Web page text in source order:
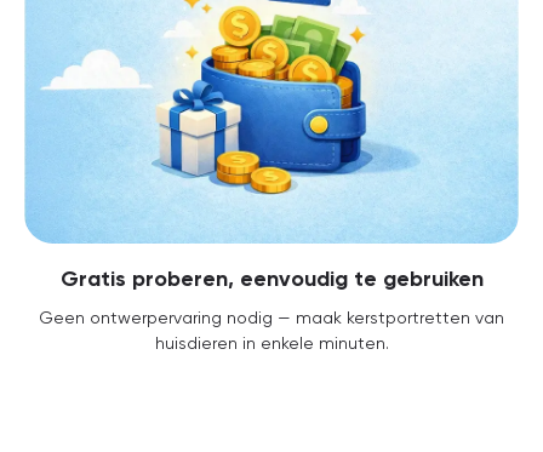
Gratis proberen, eenvoudig te gebruiken
Geen ontwerpervaring nodig — maak kerstportretten van
huisdieren in enkele minuten.